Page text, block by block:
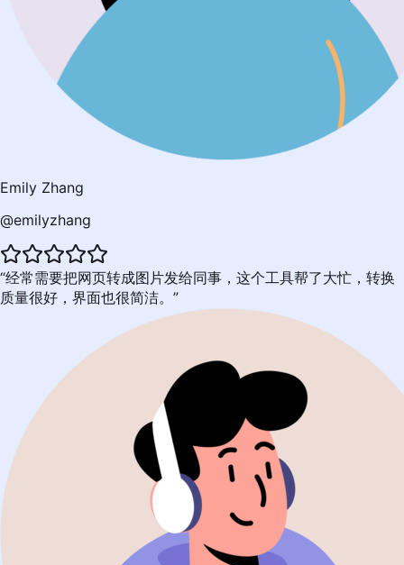
Emily Zhang
@emilyzhang
经常需要把网页转成图片发给同事，这个工具帮了大忙，转换
质量很好，界面也很简洁。